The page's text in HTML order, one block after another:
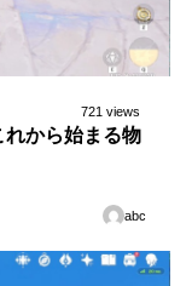
721 views
から始まる物
abc